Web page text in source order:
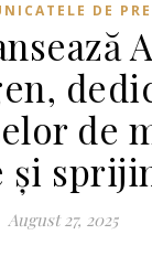
DE
de
și
August 27, 2025